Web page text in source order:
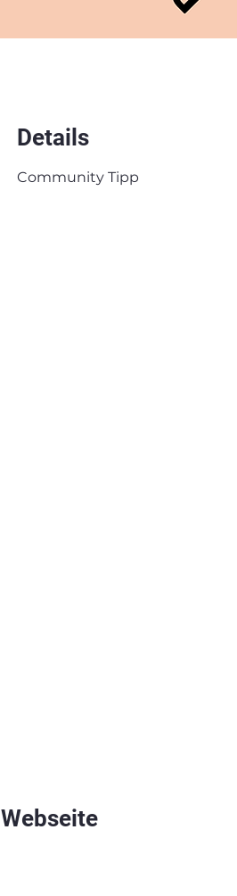
Details
Community Tipp
Webseite